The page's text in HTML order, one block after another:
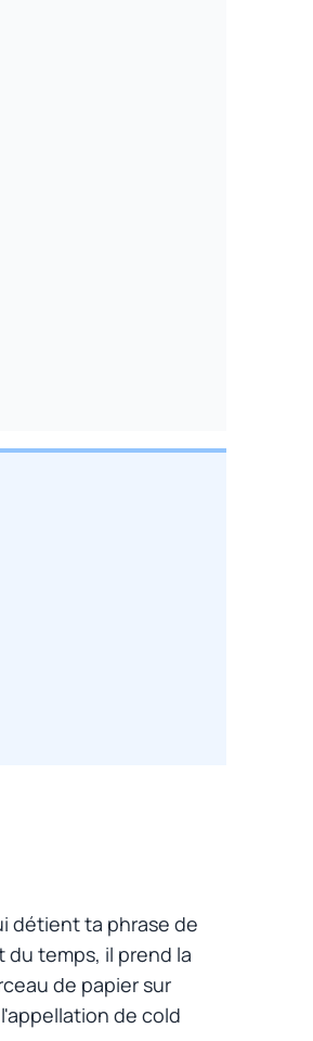
détient ta phrase de
du temps, il prend la
de papier sur
de cold